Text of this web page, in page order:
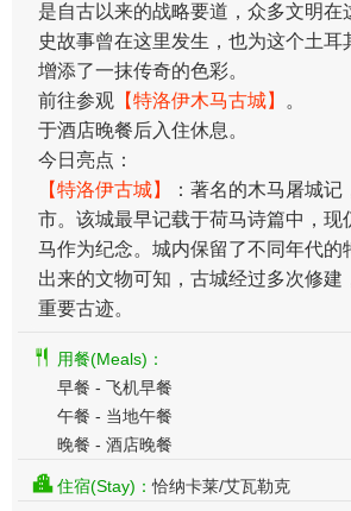
是自古以来的战略要道，众多文明在
史故事曾在这里发生，也为这个土耳
增添了一抹传奇的色彩。
前往参观 【特洛伊木马古城】
。
于酒店晚餐后入住休息。
今日亮点：
【特洛伊古城】
：著名的木马屠城
市。该城最早记载于荷马诗篇中，现
马作为纪念。城内保留了不同年代的
出来的文物可知，古城经过多次修建
重要古迹。
用餐(Meals)：
早餐 - ​​飞机早餐
午餐 - 当地午餐
晚餐 - 酒店晚餐
住宿(Stay)：恰纳卡莱/艾瓦勒克